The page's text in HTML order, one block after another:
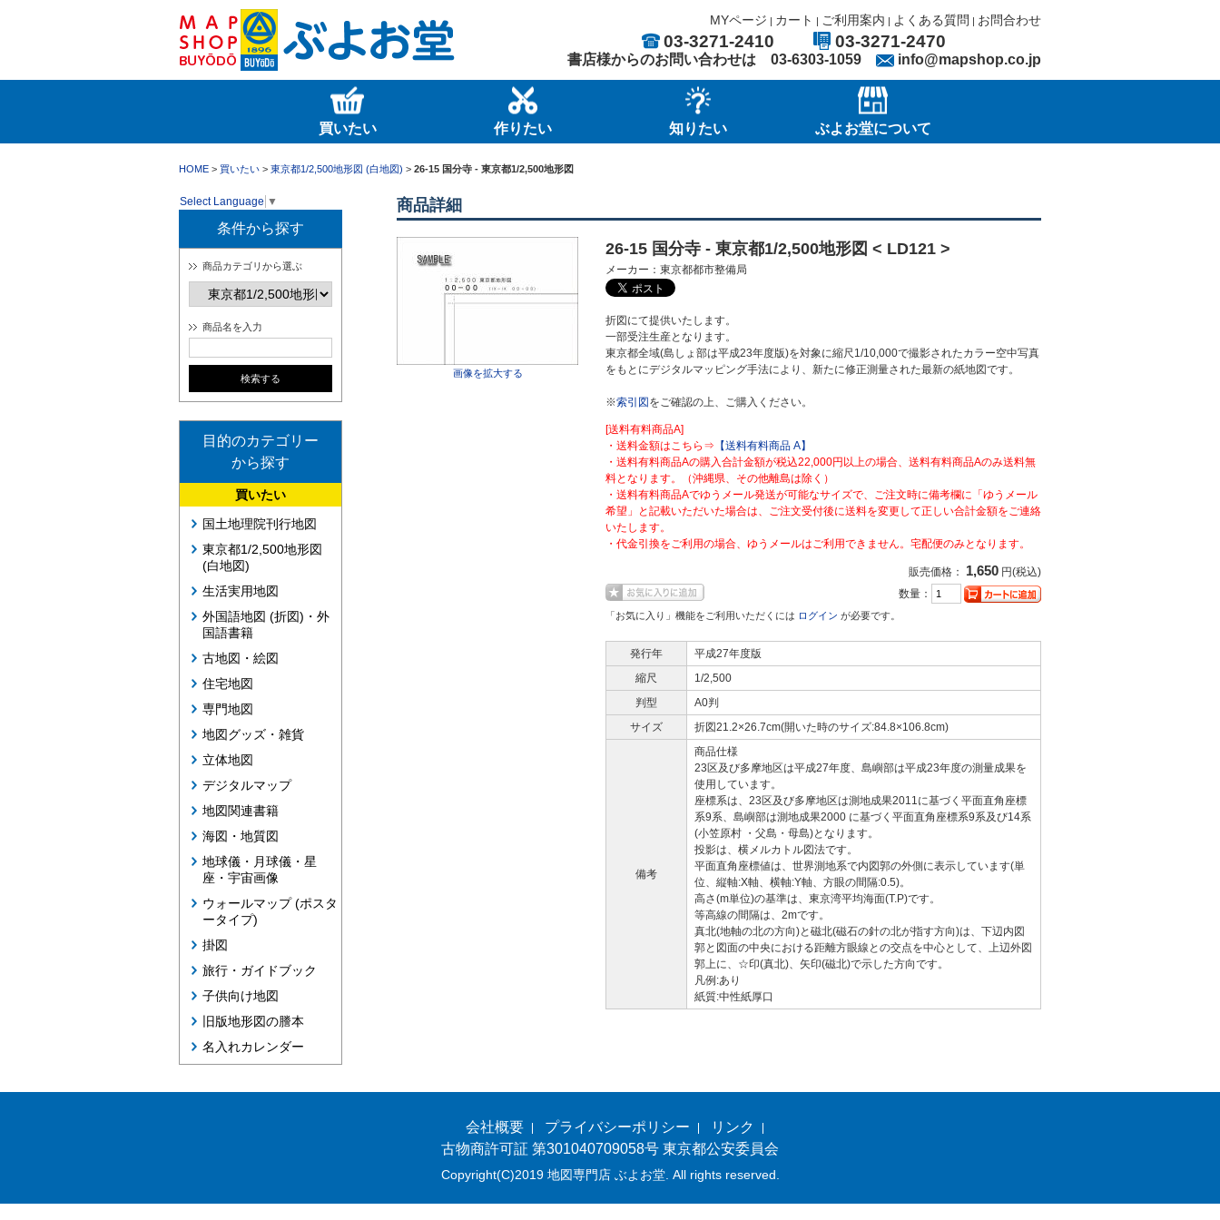
MYページ | カート | ご利用案内 | よくある質問 | お問合わせ
03-3271-2410 03-3271-2470
書店様からのお問い合わせは 03-6303-1059 info@mapshop.co.jp
買いたい 作りたい 知りたい ぶよお堂について
HOME > 買いたい > 東京都1/2,500地形図 (白地図) > 26-15 国分寺 - 東京都1/2,500地形図
Select Language ▼
条件から探す
商品カテゴリから選ぶ
商品名を入力
目的のカテゴリー
から探す
買いたい
国土地理院刊行地図
東京都1/2,500地形図
(白地図)
生活実用地図
外国語地図 (折図)・外
国語書籍
古地図・絵図
住宅地図
専門地図
地図グッズ・雑貨
立体地図
デジタルマップ
地図関連書籍
海図・地質図
地球儀・月球儀・星
座・宇宙画像
ウォールマップ (ポスタ
ータイプ)
掛図
旅行・ガイドブック
子供向け地図
旧版地形図の謄本
名入れカレンダー
商品詳細
画像を拡大する
26-15 国分寺 - 東京都1/2,500地形図 < LD121 >
メーカー：東京都都市整備局
折図にて提供いたします。
一部受注生産となります。
東京都全域(島しょ部は平成23年度版)を対象に縮尺1/10,000で撮影されたカラー空中写真
をもとにデジタルマッピング手法により、新たに修正測量された最新の紙地図です。
※索引図 をご確認の上、ご購入ください。
[送料有料商品A]
・送料金額はこちら⇒ 【送料有料商品 A】
・送料有料商品Aの購入合計金額が税込22,000円以上の場合、送料有料商品Aのみ送料無
料となります。（沖縄県、その他離島は除く）
・送料有料商品Aでゆうメール発送が可能なサイズで、ご注文時に備考欄に「ゆうメール
希望」と記載いただいた場合は、ご注文受付後に送料を変更して正しい合計金額をご連絡
いたします。
・代金引換をご利用の場合、ゆうメールはご利用できません。宅配便のみとなります。
販売価格： 1,650 円(税込)
数量：
「お気に入り」機能をご利用いただくには ログイン が必要です。
発行年
平成27年度版
縮尺
1/2,500
判型
A0判
サイズ
折図21.2×26.7cm(開いた時のサイズ:84.8×106.8cm)
備考
商品仕様
23区及び多摩地区は平成27年度、島嶼部は平成23年度の測量成果を
使用しています。
座標系は、23区及び多摩地区は測地成果2011に基づく平面直角座標
系9系、島嶼部は測地成果2000 に基づく平面直角座標系9系及び14系
(小笠原村 ・父島・母島)となります。
投影は、横メルカトル図法です。
平面直角座標値は、世界測地系で内図郭の外側に表示しています(単
位、縦軸:X軸、横軸:Y軸、方眼の間隔:0.5)。
高さ(m単位)の基準は、東京湾平均海面(T.P)です。
等高線の間隔は、2mです。
真北(地軸の北の方向)と磁北(磁石の針の北が指す方向)は、下辺内図
郭と図面の中央における距離方眼線との交点を中心として、上辺外図
郭上に、☆印(真北)、矢印(磁北)で示した方向です。
凡例:あり
紙質:中性紙厚口
会社概要 プライバシーポリシー
リンク
古物商許可証 第301040709058号 東京都公安委員会
Copyright(C)2019 地図専門店 ぶよお堂. All rights reserved.